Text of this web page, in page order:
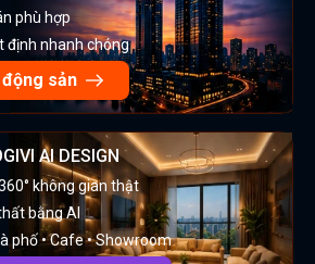
phù hợp
định nhanh chóng
sản
AI DESIGN
không gian thật
bằng AI
phố • Cafe • Showroom